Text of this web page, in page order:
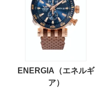
ENERGIA（エネルギ
ア）